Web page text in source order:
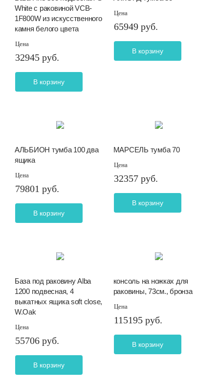
White с раковиной VCB-
1F800W из искусственного
камня белого цвета
Цена
32945 руб.
В корзину
Цена
65949 руб.
В корзину
АЛЬБИОН тумба 100 два
ящика
Цена
79801 руб.
В корзину
МАРСЕЛЬ тумба 70
Цена
32357 руб.
В корзину
База под раковину Alba
1200 подвесная, 4
выкатных ящика soft close,
W.Oak
Цена
55706 руб.
В корзину
консоль на ножках для
раковины, 73см., бронза
Цена
115195 руб.
В корзину